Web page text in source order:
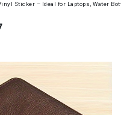
Sticker – Ideal for Laptops, Water